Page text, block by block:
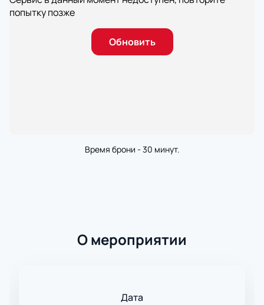
попытку позже
Обновить
Время брони - 30 минут.
О мероприятии
Дата